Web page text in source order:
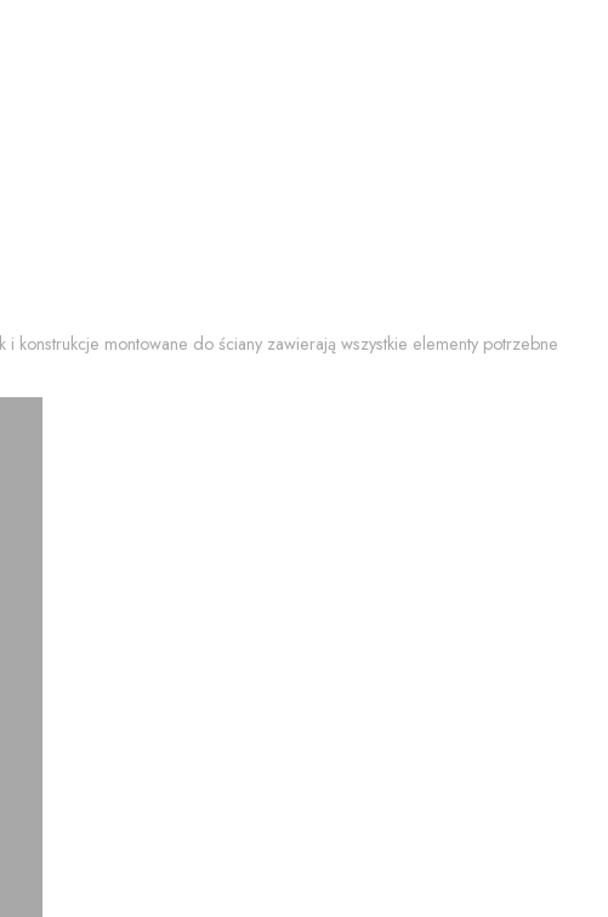
i konstrukcje montowane do ściany zawierają wszystkie elementy potrzebne